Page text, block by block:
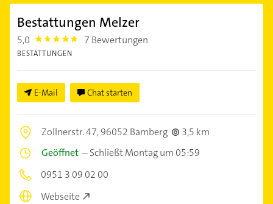
Bestattungen Melzer
5,0 5.0 7 Bewertungen
BESTATTUNGEN
E-Mail Chat starten
Zollnerstr. 47,96052 Bamberg
3,5 km
Geöffnet –Schließt Montag um 05:59
0951 3 09 02 00
Webseite